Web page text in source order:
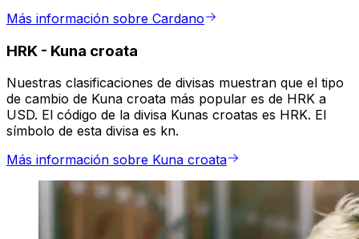
Más información sobre Cardano
HRK - Kuna croata
Nuestras clasificaciones de divisas muestran que el tipo
de cambio de Kuna croata más popular es de HRK a
USD. El código de la divisa Kunas croatas es HRK. El
símbolo de esta divisa es kn.
Más información sobre Kuna croata